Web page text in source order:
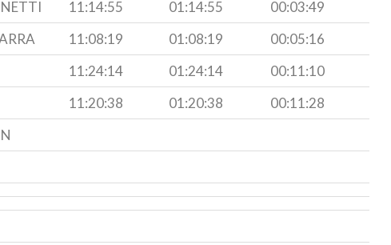
11:14:55 01:14:55
00:03:49
11:08:19 01:08:19
00:05:16
11:24:14 01:24:14
00:11:10
11:20:38 01:20:38
00:11:28